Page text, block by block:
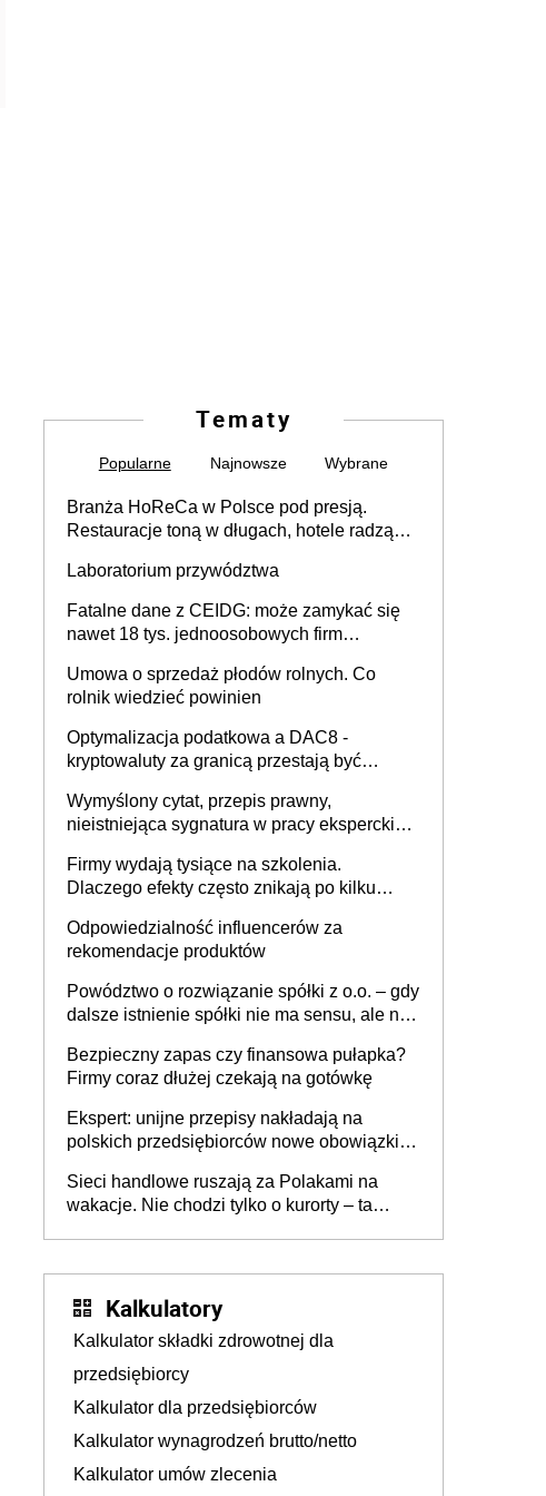
Tematy
Popularne Najnowsze Wybrane
Branża HoReCa w Polsce pod presją.
Restauracje toną w długach, hotele radzą
Laboratorium przywództwa
Fatalne dane z CEIDG: może zamykać się
nawet 18 tys. jednoosobowych firm
Umowa o sprzedaż płodów rolnych. Co
rolnik wiedzieć powinien
Optymalizacja podatkowa a DAC8 -
kryptowaluty za granicą przestają być
Wymyślony cytat, przepis prawny,
nieistniejąca sygnatura w pracy eksperckiej -
firmie
Firmy wydają tysiące na szkolenia.
Dlaczego efekty często znikają po kilku
Odpowiedzialność influencerów za
rekomendacje produktów
Powództwo o rozwiązanie spółki z o.o. – gdy
dalsze istnienie spółki nie ma sensu, ale nie
Bezpieczny zapas czy finansowa pułapka?
Firmy coraz dłużej czekają na gotówkę
Ekspert: unijne przepisy nakładają na
polskich przedsiębiorców nowe obowiązki w
Sieci handlowe ruszają za Polakami na
wakacje. Nie chodzi tylko o kurorty – ta
Kalkulatory
Kalkulator składki zdrowotnej dla
przedsiębiorcy
Kalkulator dla przedsiębiorców
Kalkulator wynagrodzeń brutto/netto
Kalkulator umów zlecenia